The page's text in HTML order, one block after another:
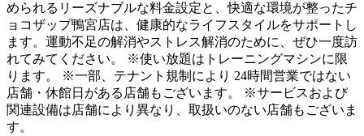
められるリーズナブルな料金設定と、快適な環境が整ったチ
ョコザップ鴨宮店は、健康的なライフスタイルをサポートし
ます。運動不足の解消やストレス解消のために、ぜひ一度訪
れてみてください。 ※使い放題はトレーニングマシンに限
ります。 ※一部、テナント規制により 24時間営業ではない
店舗・休館日がある店舗もございます。 ※サービスおよび
関連設備は店舗により異なり、取扱いのない店舗もございま
す。